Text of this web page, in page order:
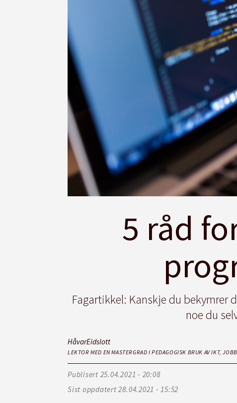
5 råd
Fagartikkel: Kanskje du bekymrer
noe du
HåvarEidslott
LEKTOR MED EN MASTERGRAD I PEDAGOGISK BRUK AV IKT,
Publisert
25.04.2021 - 20:08
Sist oppdatert
28.04.2021 - 15:52